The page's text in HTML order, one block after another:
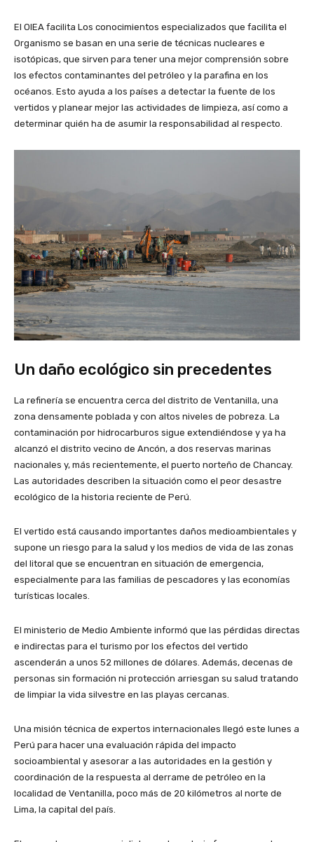
El OIEA facilita Los conocimientos especializados que facilita el
Organismo se basan en una serie de técnicas nucleares e
isotópicas, que sirven para tener una mejor comprensión sobre
los efectos contaminantes del petróleo y la parafina en los
océanos. Esto ayuda a los países a detectar la fuente de los
vertidos y planear mejor las actividades de limpieza, así como a
determinar quién ha de asumir la responsabilidad al respecto.
Un daño ecológico sin precedentes
La refinería se encuentra cerca del distrito de Ventanilla, una
zona densamente poblada y con altos niveles de pobreza. La
contaminación por hidrocarburos sigue extendiéndose y ya ha
alcanzó el distrito vecino de Ancón, a dos reservas marinas
nacionales y, más recientemente, el puerto norteño de Chancay.
Las autoridades describen la situación como el peor desastre
ecológico de la historia reciente de Perú.
El vertido está causando importantes daños medioambientales y
supone un riesgo para la salud y los medios de vida de las zonas
del litoral que se encuentran en situación de emergencia,
especialmente para las familias de pescadores y las economías
turísticas locales.
El ministerio de Medio Ambiente informó que las pérdidas directas
e indirectas para el turismo por los efectos del vertido
ascenderán a unos 52 millones de dólares. Además, decenas de
personas sin formación ni protección arriesgan su salud tratando
de limpiar la vida silvestre en las playas cercanas.
Una misión técnica de expertos internacionales llegó este lunes a
Perú para hacer una evaluación rápida del impacto
socioambiental y asesorar a las autoridades en la gestión y
coordinación de la respuesta al derrame de petróleo en la
localidad de Ventanilla, poco más de 20 kilómetros al norte de
Lima, la capital del país.